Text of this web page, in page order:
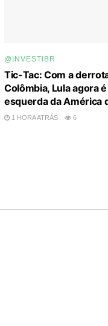
@INVESTIBR
Tic-Tac: Com a
Colômbia, Lula agora
esquerda da América
1 HORA ATRÁS 6